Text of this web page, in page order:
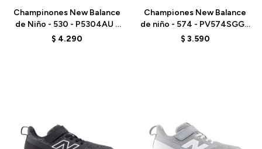
Champinones New Balance
de Niño - 530 - P5304AU -
GREY
$ 4.290
Championes New Balance
de niño - 574 - PV574SGG -
BLACK
$ 3.590